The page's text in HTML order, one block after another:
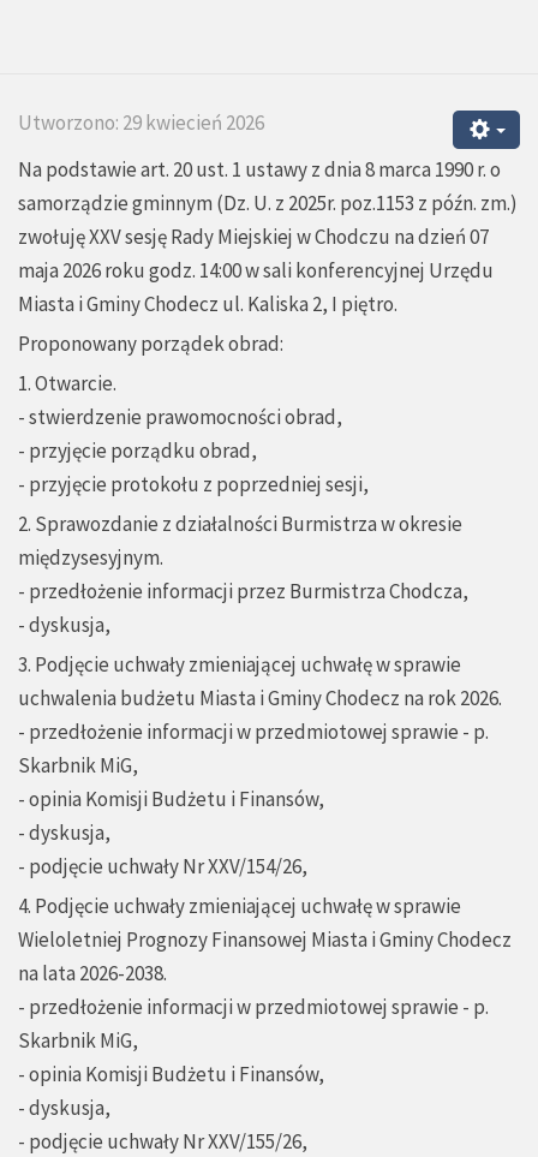
Utworzono: 29 kwiecień 2026
Na podstawie art. 20 ust. 1 ustawy z dnia 8 marca 1990 r. o
samorządzie gminnym (Dz. U. z 2025r. poz.1153 z późn. zm.)
zwołuję XXV sesję Rady Miejskiej w Chodczu na dzień 07
maja 2026 roku godz. 14:00 w sali konferencyjnej Urzędu
Miasta i Gminy Chodecz ul. Kaliska 2, I piętro.
Proponowany porządek obrad:
1. Otwarcie.
- stwierdzenie prawomocności obrad,
- przyjęcie porządku obrad,
- przyjęcie protokołu z poprzedniej sesji,
2. Sprawozdanie z działalności Burmistrza w okresie
międzysesyjnym.
- przedłożenie informacji przez Burmistrza Chodcza,
- dyskusja,
3. Podjęcie uchwały zmieniającej uchwałę w sprawie
uchwalenia budżetu Miasta i Gminy Chodecz na rok 2026.
- przedłożenie informacji w przedmiotowej sprawie - p.
Skarbnik MiG,
- opinia Komisji Budżetu i Finansów,
- dyskusja,
- podjęcie uchwały Nr XXV/154/26,
4. Podjęcie uchwały zmieniającej uchwałę w sprawie
Wieloletniej Prognozy Finansowej Miasta i Gminy Chodecz
na lata 2026-2038.
- przedłożenie informacji w przedmiotowej sprawie - p.
Skarbnik MiG,
- opinia Komisji Budżetu i Finansów,
- dyskusja,
- podjęcie uchwały Nr XXV/155/26,